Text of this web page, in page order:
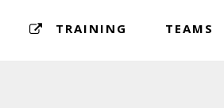
TRAINING TEAMS